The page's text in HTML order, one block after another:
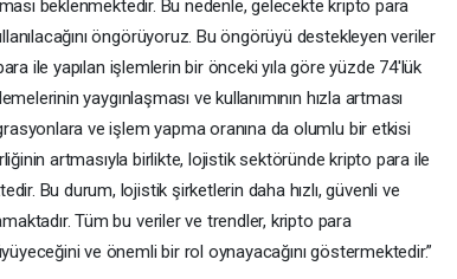
beklenmektedir. Bu nedenle, gelecekte kripto para
öngörüyoruz. Bu öngörüyü destekleyen veriler
ile yapılan işlemlerin bir önceki yıla göre yüzde 74'lük
yaygınlaşması ve kullanımının hızla artması
ve işlem yapma oranına da olumlu bir etkisi
artmasıyla birlikte, lojistik sektöründe kripto para ile
Bu durum, lojistik şirketlerin daha hızlı, güvenli ve
Tüm bu veriler ve trendler, kripto para
ve önemli bir rol oynayacağını göstermektedir.”